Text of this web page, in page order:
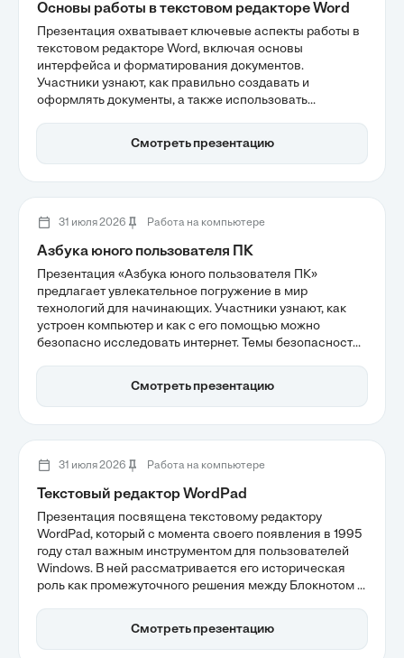
Основы работы в текстовом редакторе Word
Презентация охватывает ключевые аспекты работы в
текстовом редакторе Word, включая основы
интерфейса и форматирования документов.
Участники узнают, как правильно создавать и
оформлять документы, а также использовать
Владение навыками работы в Word становится
необходимым для успешной карьеры и эффективной
Смотреть презентацию
31 июля 2026 Работа на компьютере
Азбука юного пользователя ПК
Презентация «Азбука юного пользователя ПК»
предлагает увлекательное погружение в мир
технологий для начинающих. Участники узнают, как
устроен компьютер и как с его помощью можно
безопасно исследовать интернет. Темы безопасности
сформировать привычки, необходимые для
уверенного использования цифровых инструментов и
Смотреть презентацию
31 июля 2026 Работа на компьютере
Текстовый редактор WordPad
Презентация посвящена текстовому редактору
WordPad, который с момента своего появления в 1995
году стал важным инструментом для пользователей
Windows. В ней рассматривается его историческая
роль как промежуточного решения между Блокнотом и
30 лет. Участники смогут узнать о функциональности
WordPad и его значении в экосистеме Windows.
Смотреть презентацию